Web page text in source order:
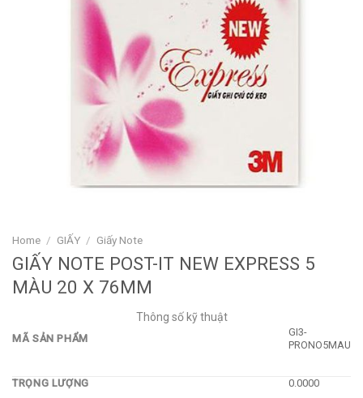
Home / GIẤY / Giấy Note
GIẤY NOTE POST-IT NEW EXPRESS 5
MÀU 20 X 76MM
Thông số kỹ thuật
MÃ SẢN PHẨM
GI3-
PRONO5MAU
TRỌNG LƯỢNG 0.0000